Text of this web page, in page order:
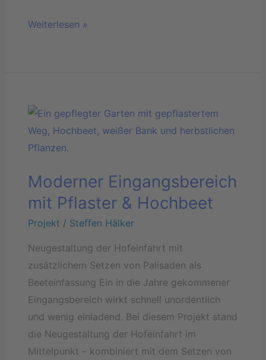
Weiterlesen »
Moderner Eingangsbereich
mit Pflaster & Hochbeet
Projekt / Steffen Hälker
Neugestaltung der Hofeinfahrt mit
zusätzlichem Setzen von Palisaden als
Beeteinfassung Ein in die Jahre gekommener
Eingangsbereich wirkt schnell unordentlich
und wenig einladend. Bei diesem Projekt stand
die Neugestaltung der Hofeinfahrt im
Mittelpunkt – kombiniert mit dem Setzen von
Moderner
Eingangsbereich
mit
&
Hochbeet